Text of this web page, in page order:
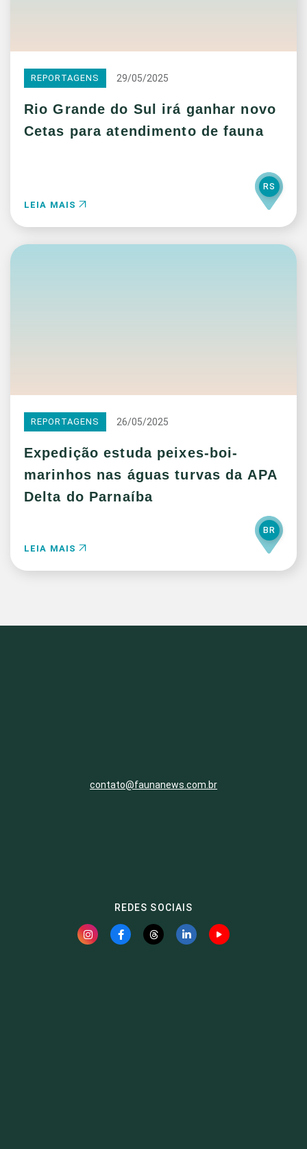
REPORTAGENS 29/05/2025
Rio Grande do Sul irá ganhar novo
Cetas para atendimento de fauna
LEIA MAIS
RS
REPORTAGENS 26/05/2025
Expedição estuda peixes-boi-
marinhos nas águas turvas da APA
Delta do Parnaíba
LEIA MAIS
BR
contato@faunanews.com.br
REDES SOCIAIS